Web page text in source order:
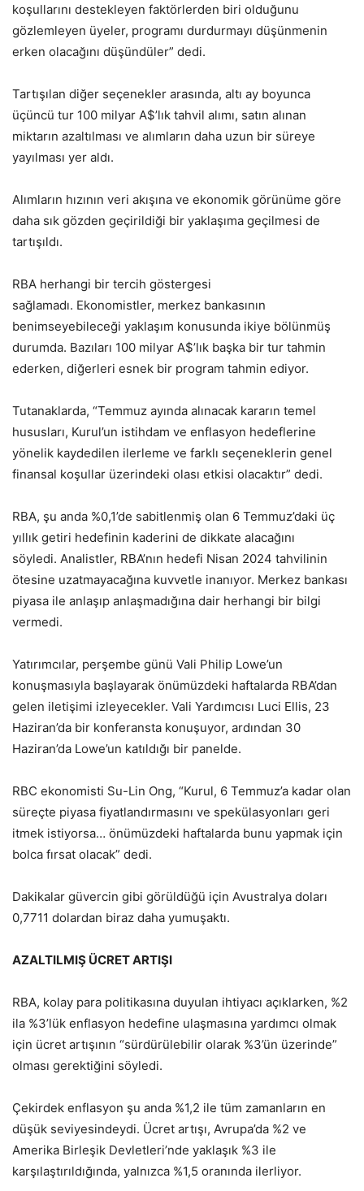
koşullarını destekleyen faktörlerden biri olduğunu
gözlemleyen üyeler, programı durdurmayı düşünmenin
erken olacağını düşündüler” dedi.
Tartışılan diğer seçenekler arasında, altı ay boyunca
üçüncü tur 100 milyar A$’lık tahvil alımı, satın alınan
miktarın azaltılması ve alımların daha uzun bir süreye
yayılması yer aldı.
Alımların hızının veri akışına ve ekonomik görünüme göre
daha sık gözden geçirildiği bir yaklaşıma geçilmesi de
tartışıldı.
RBA herhangi bir tercih göstergesi
sağlamadı. Ekonomistler, merkez bankasının
benimseyebileceği yaklaşım konusunda ikiye bölünmüş
durumda. Bazıları 100 milyar A$’lık başka bir tur tahmin
ederken, diğerleri esnek bir program tahmin ediyor.
Tutanaklarda, “Temmuz ayında alınacak kararın temel
hususları, Kurul’un istihdam ve enflasyon hedeflerine
yönelik kaydedilen ilerleme ve farklı seçeneklerin genel
finansal koşullar üzerindeki olası etkisi olacaktır” dedi.
RBA, şu anda %0,1’de sabitlenmiş olan 6 Temmuz’daki üç
yıllık getiri hedefinin kaderini de dikkate alacağını
söyledi. Analistler, RBA’nın hedefi Nisan 2024 tahvilinin
ötesine uzatmayacağına kuvvetle inanıyor. Merkez bankası
piyasa ile anlaşıp anlaşmadığına dair herhangi bir bilgi
vermedi.
Yatırımcılar, perşembe günü Vali Philip Lowe’un
konuşmasıyla başlayarak önümüzdeki haftalarda RBA’dan
gelen iletişimi izleyecekler. Vali Yardımcısı Luci Ellis, 23
Haziran’da bir konferansta konuşuyor, ardından 30
Haziran’da Lowe’un katıldığı bir panelde.
RBC ekonomisti Su-Lin Ong, “Kurul, 6 Temmuz’a kadar olan
süreçte piyasa fiyatlandırmasını ve spekülasyonları geri
itmek istiyorsa… önümüzdeki haftalarda bunu yapmak için
bolca fırsat olacak” dedi.
Dakikalar güvercin gibi görüldüğü için Avustralya doları
0,7711 dolardan biraz daha yumuşaktı.
AZALTILMIŞ ÜCRET ARTIŞI
RBA, kolay para politikasına duyulan ihtiyacı açıklarken, %2
ila %3’lük enflasyon hedefine ulaşmasına yardımcı olmak
için ücret artışının “sürdürülebilir olarak %3’ün üzerinde”
olması gerektiğini söyledi.
Çekirdek enflasyon şu anda %1,2 ile tüm zamanların en
düşük seviyesindeydi. Ücret artışı, Avrupa’da %2 ve
Amerika Birleşik Devletleri’nde yaklaşık %3 ile
karşılaştırıldığında, yalnızca %1,5 oranında ilerliyor.